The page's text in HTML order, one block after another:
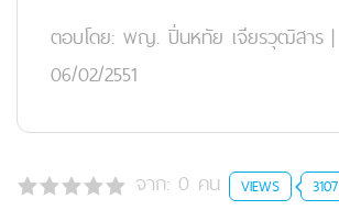
ตอบโดย: พญ. ปิ่นหทัย เจียรวุฒิสาร |
06/02/2551
จาก: 0 คน VIEWS 3107